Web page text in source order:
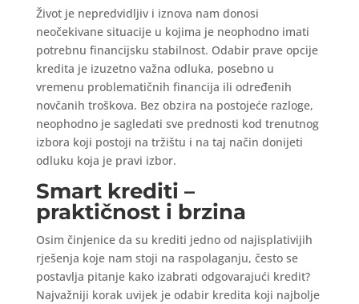
Život je nepredvidljiv i iznova nam donosi
neočekivane situacije u kojima je neophodno imati
potrebnu financijsku stabilnost. Odabir prave opcije
kredita je izuzetno važna odluka, posebno u
vremenu problematičnih financija ili određenih
novčanih troškova. Bez obzira na postojeće razloge,
neophodno je sagledati sve prednosti kod trenutnog
izbora koji postoji na tržištu i na taj način donijeti
odluku koja je pravi izbor.
Smart krediti –
praktičnost i brzina
Osim činjenice da su krediti jedno od najisplativijih
rješenja koje nam stoji na raspolaganju, često se
postavlja pitanje kako izabrati odgovarajući kredit?
Najvažniji korak uvijek je odabir kredita koji najbolje